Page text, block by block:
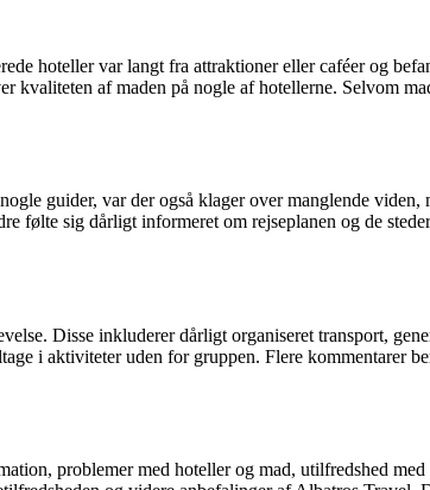
hoteller var langt fra attraktioner eller caféer og
kvaliteten af ​​maden på nogle af hotellerne. Selvom
guider, var der også klager over manglende viden,
sig dårligt informeret om rejseplanen og de
Disse inkluderer dårligt organiseret transport,
i aktiviteter uden for gruppen. Flere kommentarer
problemer med hoteller og mad, utilfredshed